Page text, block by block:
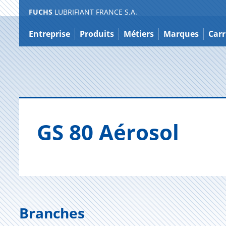
Contenu
FUCHS LUBRIFIANT FRANCE S.A.
Entreprise Produits Métiers Marques
GS 80 Aéro­sol
Branches